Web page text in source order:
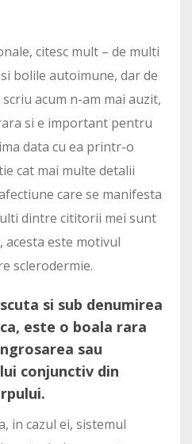
citesc mult – de multi
bolile autoimune, dar de
acum n-am mai auzit,
si e important pentru
data cu ea printr-o
cat mai multe detalii
care se manifesta
dintre cititorii mei sunt
acesta este motivul
sclerodermie.
si sub denumirea
este o boala rara
sau
conjunctiv din
in cazul ei, sistemul